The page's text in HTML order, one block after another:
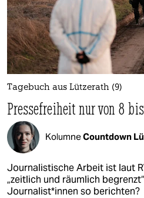
Tagebuch aus Lützerath (9)
Pressefreiheit nur von 8
KolumneCountdown
Journalistische Arbeit ist laut
„zeitlich und räumlich
Jour­na­lis­t*in­nen so berichten?